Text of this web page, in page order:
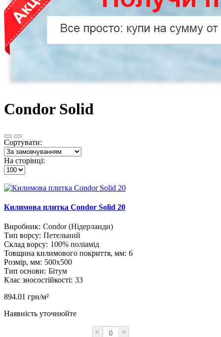
Condor Solid
Сортувати:
На сторінці:
Килимова плитка Condor Solid 20
Виробник: Condor (Нідерланди)
Тип ворсу: Петельний
Склад ворсу: 100% поліамід
Товщина килимового покриття, мм: 6
Розмір, мм: 500х500
Тип основи: Бітум
Клас зносостійкості: 33
894.01 грн/м²
Наявність уточнюйте
< >